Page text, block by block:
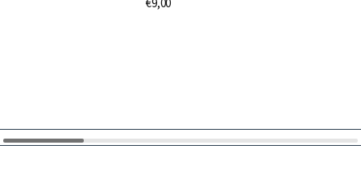
Prix
€9,00